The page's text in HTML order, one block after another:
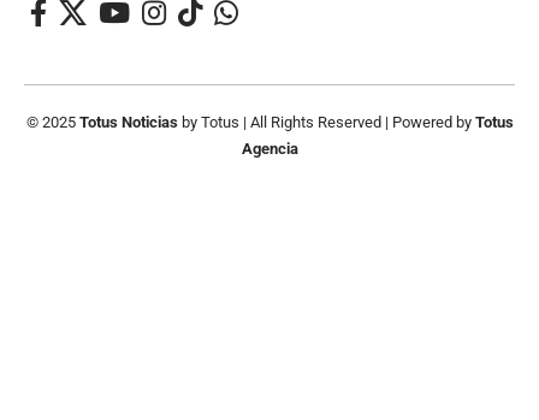
© 2025 Totus Noticiasby Totus | All Rights Reserved | Powered by Totus
Agencia